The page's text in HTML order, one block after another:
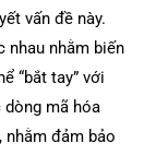
vấn đề này.
nhau nhằm biến
“bắt tay” với
mã hóa
đảm bảo